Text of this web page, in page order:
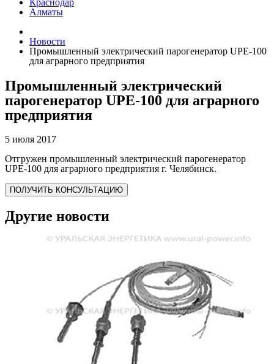
Краснодар
Алматы
Новости
Промышленный электрический парогенератор UPE-100
для аграрного предприятия
Промышленный электрический
парогенератор UPE-100 для аграрного
предприятия
5 июля 2017
Отгружен промышленный электрический парогенератор
UPE-100 для аграрного предприятия г. Челябинск.
ПОЛУЧИТЬ КОНСУЛЬТАЦИЮ
Другие новости